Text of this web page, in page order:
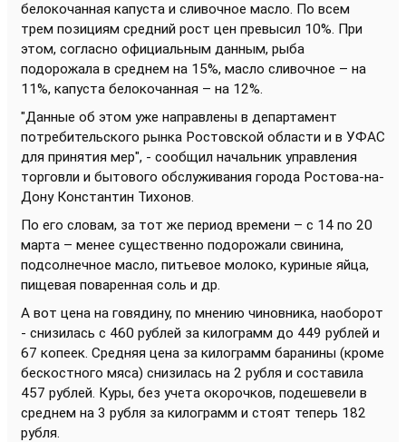
белокочанная капуста и сливочное масло. По всем
трем позициям средний рост цен превысил 10%. При
этом, согласно официальным данным, рыба
подорожала в среднем на 15%, масло сливочное – на
11%, капуста белокочанная – на 12%.
"Данные об этом уже направлены в департамент
потребительского рынка Ростовской области и в УФАС
для принятия мер", - сообщил начальник управления
торговли и бытового обслуживания города Ростова-на-
Дону Константин Тихонов.
По его словам, за тот же период времени – с 14 по 20
марта – менее существенно подорожали свинина,
подсолнечное масло, питьевое молоко, куриные яйца,
пищевая поваренная соль и др.
А вот цена на говядину, по мнению чиновника, наоборот
- снизилась с 460 рублей за килограмм до 449 рублей и
67 копеек. Средняя цена за килограмм баранины (кроме
бескостного мяса) снизилась на 2 рубля и составила
457 рублей. Куры, без учета окорочков, подешевели в
среднем на 3 рубля за килограмм и стоят теперь 182
рубля.